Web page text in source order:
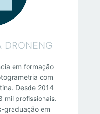
DRONENG
em formação
com
Desde 2014
mil profissionais.
graduação em